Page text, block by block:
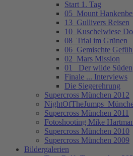
Start 1. Tag
05_Mount
13_Gullivers Reisen
10_Kuschelwiese
08_Trial im Grünen
06_Gemischte
02_Mars Mission
01_ Der wilde Süden
Finale ... Interviews
Die Siegerehrung
Supercross München 2012
Supercross München 2011
Fotoshooting Mike
Supercross München 2010
Supercross München 2009
Bildergalerien